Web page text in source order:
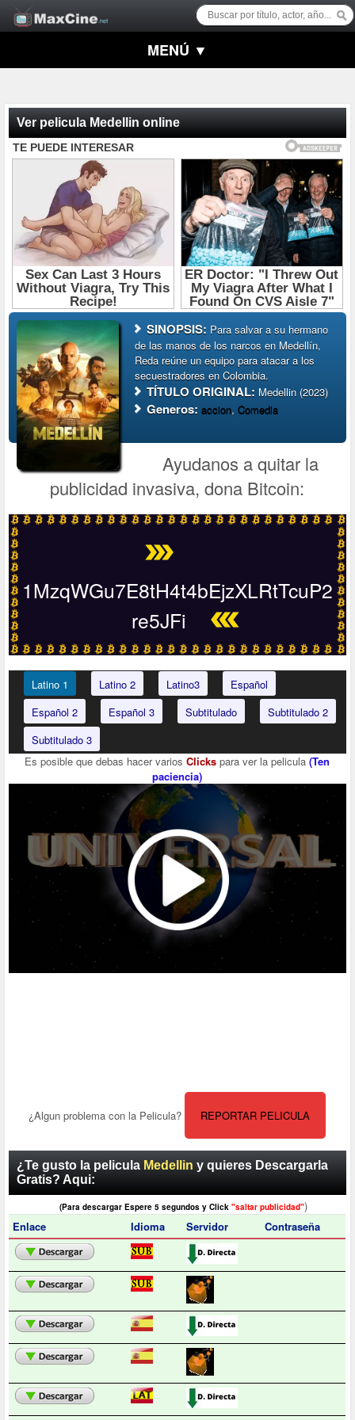
MENÚ ▼
Ver pelicula Medellin online
SINOPSIS: Para salvar a su hermano
de las manos de los narcos en Medellín,
Reda reúne un equipo para atacar a los
secuestradores en Colombia.
TÍTULO ORIGINAL: Medellin (2023)
Generos:accion, Comedia
Ayudanos a quitar la
publicidad invasiva, dona Bitcoin:
1MzqWGu7E8tH4t4bEjzXLRtTcuP2
re5JFi
Latino 1 Latino 2 Latino3
Español
Español 2
Español 3 Subtitulado
Subtitulado 2
Subtitulado 3
Es posible que debas hacer variosClicks para ver la pelicula(Ten
paciencia)
¿Algun problema con la Pelicula? REPORTAR PELICULA
¿Te gusto la pelicula Medellin y quieres Descargarla
Gratis? Aqui:
(Para descargar Espere 5 segundos y Click "saltar publicidad")
Enlace
Idioma Servidor Contraseña